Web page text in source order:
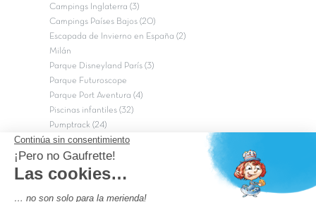
Campings Inglaterra (3)
Campings Países Bajos (20)
Escapada de Invierno en España (2)
Milán
Parque Disneyland París (3)
Parque Futuroscope
Parque Port Aventura (4)
Piscinas infantiles (32)
Pumptrack (24)
Puy du Fou (2)
Roma
Semana Santa (17)
Campings de 4 estrellas en Francia